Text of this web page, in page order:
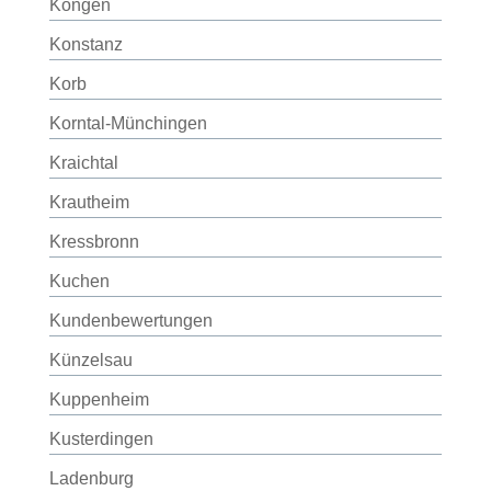
Köngen
Konstanz
Korb
Korntal-Münchingen
Kraichtal
Krautheim
Kressbronn
Kuchen
Kundenbewertungen
Künzelsau
Kuppenheim
Kusterdingen
Ladenburg